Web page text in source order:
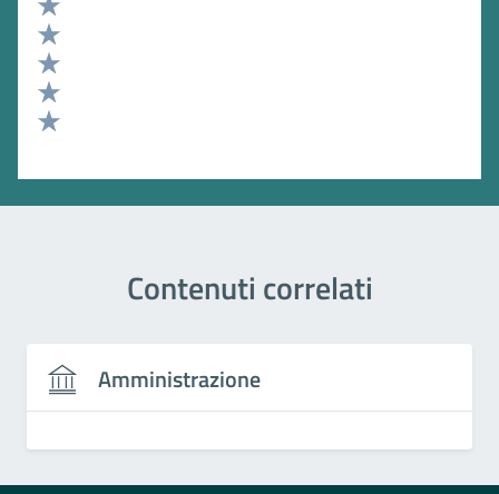
Valuta 5 stelle su 5
Valuta 4 stelle su 5
Valuta 3 stelle su 5
Valuta 2 stelle su 5
Contenuti correlati
Amministrazione